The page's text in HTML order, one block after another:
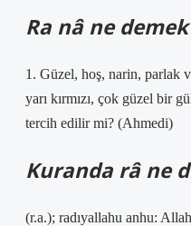
Ra nâ ne
1. Güzel, hoş, narin, parlak
yarı kırmızı, çok güzel bir
tercih edilir mi? (Ahmedi)
Kuranda râ ne
(r.a.); radıyallahu anhu: